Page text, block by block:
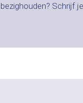
bezighouden? Schrijf